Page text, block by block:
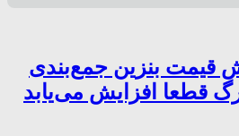
قیمت بنزین جمع‌بندی
قطعا افزایش می‌یابد